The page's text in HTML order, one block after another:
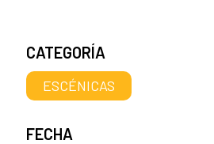
CATEGORÍA
ESCÉNICAS
FECHA